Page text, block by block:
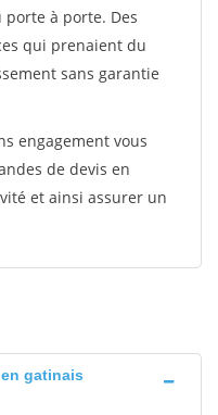
à porte. Des
qui prenaient du
sans garantie
engagement vous
de devis en
et ainsi assurer un
gatinais